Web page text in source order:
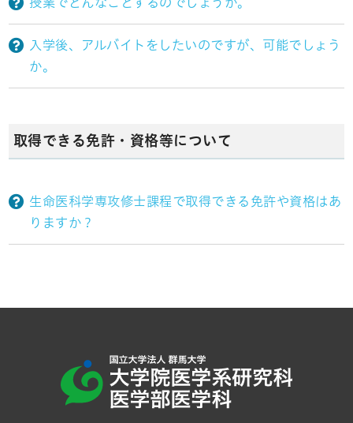
入学後、アルバイトをしたいのですが、可能でしょう
か。
取得できる免許・資格等について
生命医科学専攻修士課程で取得できる免許や資格はあ
りますか？